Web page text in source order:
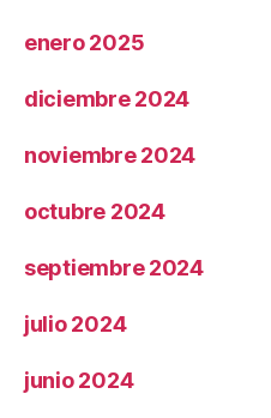
enero 2025
diciembre 2024
noviembre 2024
octubre 2024
septiembre 2024
julio 2024
junio 2024